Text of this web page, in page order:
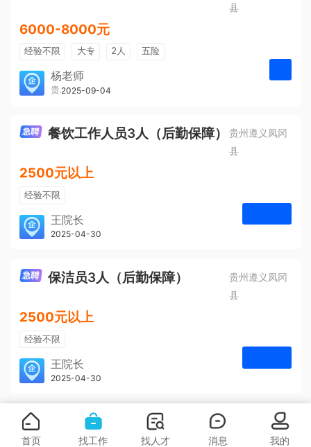
县
6000-8000元
经验不限 大专 2人
五险
带薪年假
年终奖
免费培训
包住宿
杨老师
贵州大美前程文化发展有限公司
2025-09-04
餐饮工作人员3人（后勤保障）
贵州遵义凤冈
县
2500元以上
经验不限
学历不限
3人
王院长
凤冈安宁医院
2025-04-30
保洁员3人（后勤保障）
贵州遵义凤冈
县
2500元以上
经验不限
学历不限
3人
王院长
凤冈安宁医院
2025-04-30
首页 找工作 找人才 消息 我的